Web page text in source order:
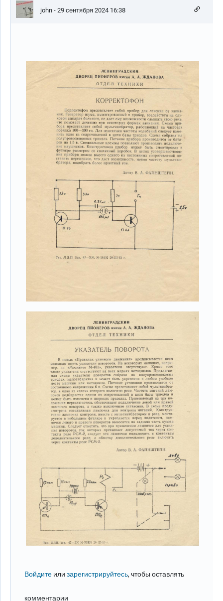
john - 29 сентября 2024 16:38
Войдите илизарегистрируйтесь, чтобы оставлять
комментарии